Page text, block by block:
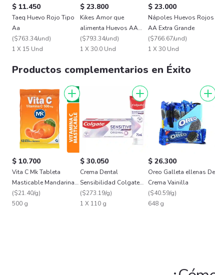
$ 11.450
Taeq Huevo Rojo Tipo
Aa
($763.34/und)
1 X 15 Und
$ 23.800
Kikes Amor que
alimenta Huevos AA
Rojos L
($793.34/und)
1 X 30.0 Und
$ 23.000
Nápoles Huevos Rojos
AA Extra Grande
($766.67/und)
1 X 30 Und
Productos complementarios en Éxito
$ 10.700
Vita C Mk Tableta
Masticable Mandarina
Sobre X 12
($21.40/g)
500 g
$ 30.050
Crema Dental
Sensibilidad Colgate
Alivio Inmediato 110 g
($273.19/g)
1 X 110 g
$ 26.300
Oreo Galleta ellenas De
Crema Vainilla
($40.59/g)
648 g